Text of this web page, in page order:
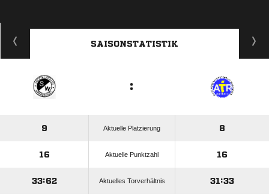
SAISONSTATISTIK
:
9 Aktuelle Platzierung 8
16 Aktuelle Punktzahl 16
33:62 Aktuelles Torverhältnis 31:33